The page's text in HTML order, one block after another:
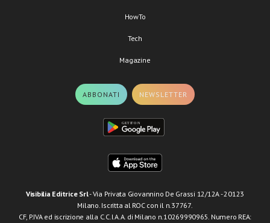
HowTo
Tech
Magazine
ABBONATI NEWSLETTER
Visibilia Editrice Srl- Via Privata Giovannino De Grassi 12/12A - 20123
Milano. Iscritta al ROC con il n.37767.
CF, P.IVA ed iscrizione alla C.C.I.A.A. di Milano n.10269990965. Numero REA: